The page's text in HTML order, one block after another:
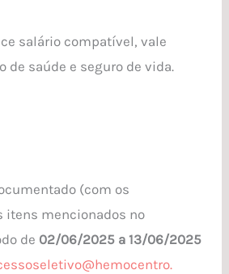
salário compatível, vale
de saúde e seguro de vida.
(com os
itens mencionados no
de 02/06/2025 a 13/06/2025